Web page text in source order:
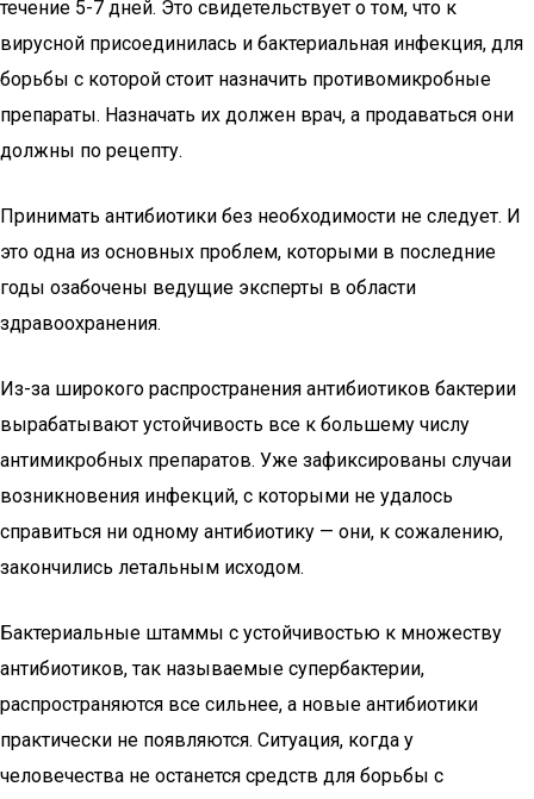
течение 5-7 дней. Это свидетельствует о том, что к
вирусной присоединилась и бактериальная инфекция, для
борьбы с которой стоит назначить противомикробные
препараты. Назначать их должен врач, а продаваться они
должны по рецепту.
Принимать антибиотики без необходимости не следует. И
это одна из основных проблем, которыми в последние
годы озабочены ведущие эксперты в области
здравоохранения.
Из-за широкого распространения антибиотиков бактерии
вырабатывают устойчивость все к большему числу
антимикробных препаратов. Уже зафиксированы случаи
возникновения инфекций, с которыми не удалось
справиться ни одному антибиотику — они, к сожалению,
закончились летальным исходом.
Бактериальные штаммы с устойчивостью к множеству
антибиотиков, так называемые супербактерии,
распространяются все сильнее, а новые антибиотики
практически не появляются. Ситуация, когда у
человечества не останется средств для борьбы с